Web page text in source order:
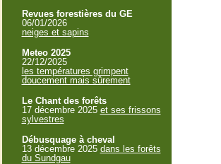
Revues forestières du GE
06/01/2026
neiges et sapins
Meteo 2025
22/12/2025
les températures grimpent
doucement mais sûrement
Le Chant des forêts
17 décembre 2025 et ses frissons
sylvestres
Débusquage à cheval
13 décembre 2025 dans les forêts
du Sundgau